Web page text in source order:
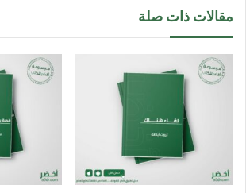
مقالات ذات صلة